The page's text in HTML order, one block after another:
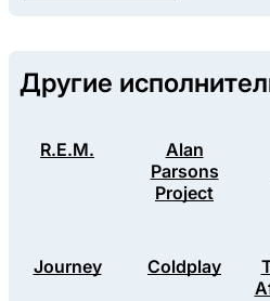
Другие
R.E.M.
Alan
Parsons
Project
Journey Coldplay